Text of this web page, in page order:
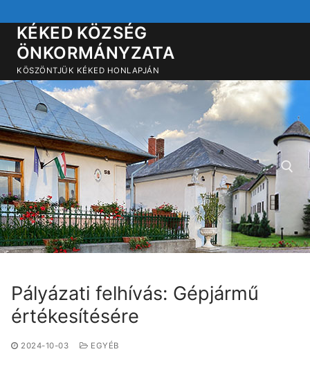
a
tartalomra
KÉKED KÖZSÉG
ÖNKORMÁNYZATA
KÖSZÖNTJÜK KÉKED HONLAPJÁN
Keresése:
Pályázati felhívás: Gépjármű
értékesítésére
2024-10-03 EGYÉB